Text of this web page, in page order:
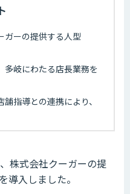
ガーの提供する人型
多岐にわたる店長業務を
指導との連携により、
株式会社クーガーの提
導入しました。